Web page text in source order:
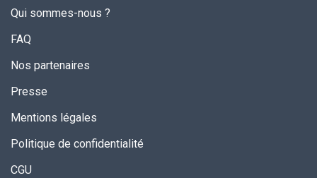
Qui sommes-nous ?
FAQ
Nos partenaires
Presse
Mentions légales
Politique de confidentialité
CGU